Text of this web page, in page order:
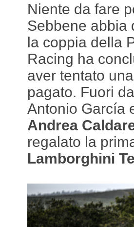
Niente da fare
Sebbene abbia
la coppia della
Racing ha
aver tentato
pagato. Fuori
Antonio García
Andrea
regalato la
Lamborghini